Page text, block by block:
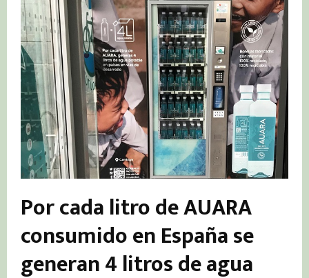
Por cada litro de AUARA
consumido en España se
generan 4 litros de agua